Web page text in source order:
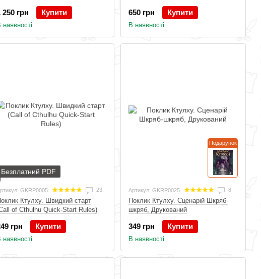
250 грн Купити
наявності
to Darkness)
650 грн Купити
В наявності
Безплатний PDF
GKRP0005 23
Ктулху. Швидкий старт
of Cthulhu Quick-Start Rules)
грн Купити
наявності
Подарунок
Артикул: GKRP0025 8
Поклик Ктулху. Сценарій Шкряб-
шкряб, Друкований
349 грн Купити
В наявності